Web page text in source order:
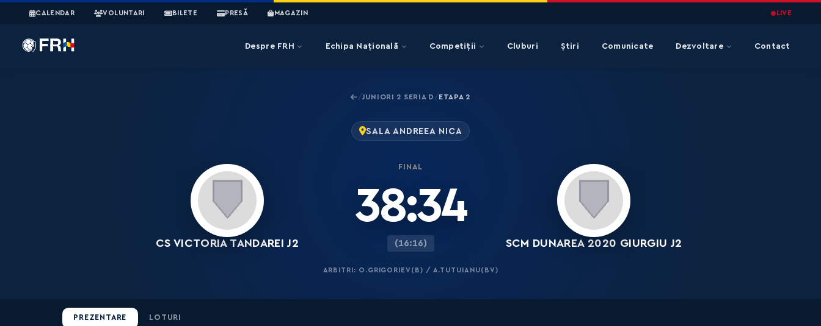
CALENDAR VOLUNTARI BILETE PRESĂ MAGAZIN LIVE
Despre FRH Echipa Națională Competiții Cluburi Știri Comunicate Dezvoltare Contact
/JUNIORI 2 SERIA D /ETAPA 2
SALA ANDREEA NICA
CS VICTORIA TANDAREI J2
FINAL
38:34
(16:16) SCM DUNAREA 2020 GIURGIU J2
ARBITRI: O.GRIGORIEV(B) / A.TUTUIANU(BV)
PREZENTARE LOTURI